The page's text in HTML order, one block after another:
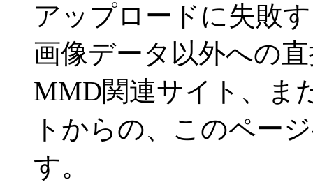
アップロードに失敗
画像データ以外への
MMD関連サイト、ま
トからの、このペー
す。